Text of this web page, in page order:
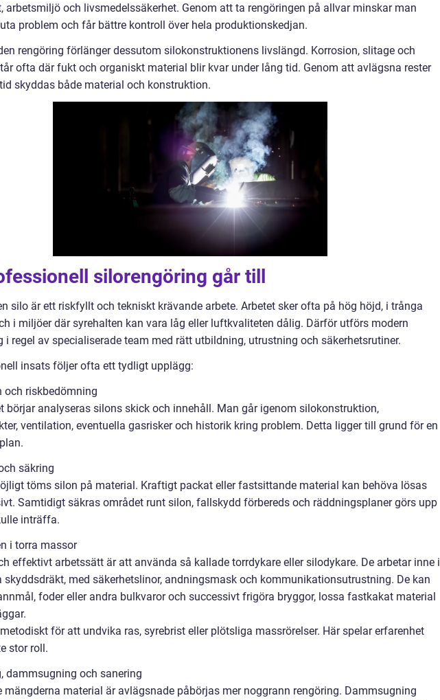
arbetsmiljö och livsmedelssäkerhet. Genom att ta rengöringen på allvar minskar man
problem och får bättre kontroll över hela produktionskedjan.
rengöring förlänger dessutom silokonstruktionens livslängd. Korrosion, slitage och
ofta där fukt och organiskt material blir kvar under lång tid. Genom att avlägsna rester
skyddas både material och konstruktion.
silorengöring går till
silo är ett riskfyllt och tekniskt krävande arbete. Arbetet sker ofta på hög höjd, i trånga
i miljöer där syrehalten kan vara låg eller luftkvaliteten dålig. Därför utförs modern
i regel av specialiserade team med rätt utbildning, utrustning och säkerhetsrutiner.
insats följer ofta ett tydligt upplägg:
och riskbedömning
börjar analyseras silons skick och innehåll. Man går igenom silokonstruktion,
ventilation, eventuella gasrisker och historik kring problem. Detta ligger till grund för en
säkring
töms silon på material. Kraftigt packat eller fastsittande material kan behöva lösas
Samtidigt säkras området runt silon, fallskydd förbereds och räddningsplaner görs upp
inträffa.
i torra massor
effektivt arbetssätt är att använda så kallade torrdykare eller silodykare. De arbetar inne i
skyddsdräkt, med säkerhetslinor, andningsmask och kommunikationsutrustning. De kan
foder eller andra bulkvaror och successivt frigöra bryggor, lossa fastkakat material
för att undvika ras, syrebrist eller plötsliga massrörelser. Här spelar erfarenhet
stor roll.
dammsugning och sanering
mängderna material är avlägsnade påbörjas mer noggrann rengöring. Dammsugning